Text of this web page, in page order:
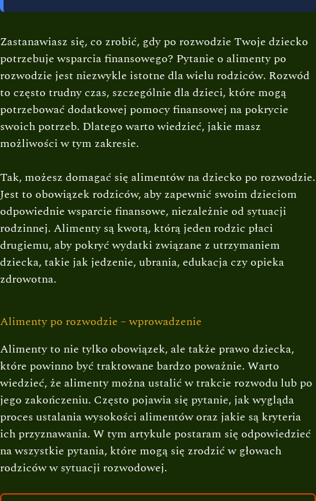
Zastanawiasz się, co zrobić, gdy po rozwodzie Twoje dziecko
potrzebuje wsparcia finansowego? Pytanie o alimenty po
rozwodzie jest niezwykle istotne dla wielu rodziców. Rozwód
to często trudny czas, szczególnie dla dzieci, które mogą
potrzebować dodatkowej pomocy finansowej na pokrycie
swoich potrzeb. Dlatego warto wiedzieć, jakie masz
możliwości w tym zakresie.
Tak, możesz domagać się alimentów na dziecko po rozwodzie.
Jest to obowiązek rodziców, aby zapewnić swoim dzieciom
odpowiednie wsparcie finansowe, niezależnie od sytuacji
rodzinnej. Alimenty są kwotą, którą jeden rodzic płaci
drugiemu, aby pokryć wydatki związane z utrzymaniem
dziecka, takie jak jedzenie, ubrania, edukacja czy opieka
zdrowotna.
Alimenty po rozwodzie – wprowadzenie
Alimenty to nie tylko obowiązek, ale także prawo dziecka,
które powinno być traktowane bardzo poważnie. Warto
wiedzieć, że alimenty można ustalić w trakcie rozwodu lub po
jego zakończeniu. Często pojawia się pytanie, jak wygląda
proces ustalania wysokości alimentów oraz jakie są kryteria
ich przyznawania. W tym artykule postaram się odpowiedzieć
na wszystkie pytania, które mogą się zrodzić w głowach
rodziców w sytuacji rozwodowej.